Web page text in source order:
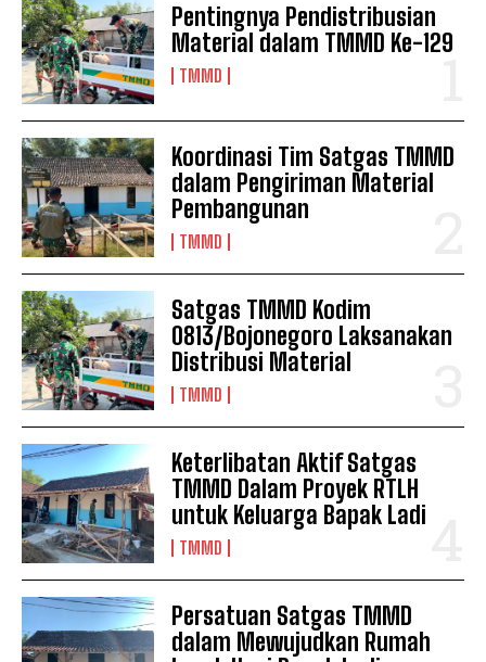
Pentingnya Pendistribusian
Material dalam TMMD Ke-129
TMMD
Koordinasi Tim Satgas TMMD
dalam Pengiriman Material
Pembangunan
TMMD
Satgas TMMD Kodim
0813/Bojonegoro Laksanakan
Distribusi Material
TMMD
Keterlibatan Aktif Satgas
TMMD Dalam Proyek RTLH
untuk Keluarga Bapak Ladi
TMMD
Persatuan Satgas TMMD
dalam Mewujudkan Rumah